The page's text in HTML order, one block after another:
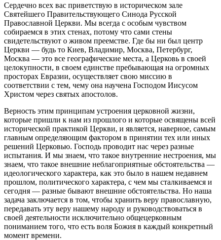
Сердечно всех вас приветствую в историческом зале
Святейшего Правительствующего Синода Русской
Православной Церкви. Мы всегда с особым чувством
собираемся в этих стенах, потому что сами стены
свидетельствуют о живом преемстве. Где бы ни был центр
Церкви — будь то Киев, Владимир, Москва, Петербург,
Москва — это все географические места, а Церковь в своей
целокупности, в своем единстве пребывающая на огромных
просторах Евразии, осуществляет свою миссию в
соответствии с тем, чему она научена Господом Иисусом
Христом через святых апостолов.
Верность этим принципам устроения церковной жизни,
которые пришли к нам из прошлого и которые освящены всей
исторической практикой Церкви, и является, наверное, самым
главным определяющим фактором в принятии тех или иных
решений Церковью. Господь проводит нас через разные
испытания. И мы знаем, что такое внутренние нестроения, мы
знаем, что такое внешние неблагоприятные обстоятельства —
идеологического характера, как это было в нашем недавнем
прошлом, политического характера, с чем мы сталкиваемся и
сегодня — разные бывают внешние обстоятельства. Но наша
задача заключается в том, чтобы хранить веру православную,
передавать эту веру нашему народу и руководствоваться в
своей деятельности исключительно общецерковным
пониманием того, что есть воля Божия в каждый конкретный
момент времени.